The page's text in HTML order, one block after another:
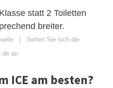
statt 2 Toiletten
breiter.
| Sehen Sie sich die
an
ICE am besten?